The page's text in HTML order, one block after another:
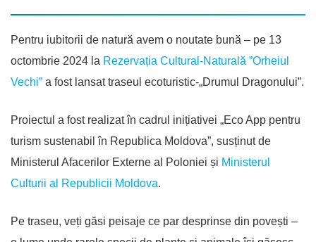
Pentru iubitorii de natură avem o noutate bună – pe 13
octombrie 2024 la Rezervația Cultural-Naturală ”Orheiul
Vechi” a fost lansat traseul ecoturistic-„Drumul Dragonului”.
Proiectul a fost realizat în cadrul inițiativei „Eco App pentru
turism sustenabil în Republica Moldova”, susținut de
Ministerul Afacerilor Externe al Poloniei și Ministerul
Culturii al Republicii Moldova.
Pe traseu, veți găsi peisaje ce par desprinse din povești –